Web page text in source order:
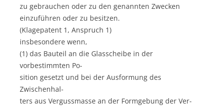
zu gebrauchen oder zu den genannten Zwecken
einzuführen oder zu besitzen.
(Klagepatent 1, Anspruch 1)
insbesondere wenn,
(1) das Bauteil an die Glasscheibe in der
vorbestimmten Po-
sition gesetzt und bei der Ausformung des
Zwischenhal-
ters aus Vergussmasse an der Formgebung der Ver-